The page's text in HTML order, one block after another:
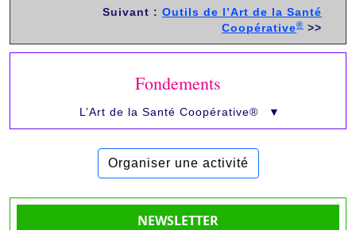
Suivant : Outils de l’Art de la Santé
Coopérative® >>
Fondements
L’Art de la Santé Coopérative® ▼
Organiser une activité
NEWSLETTER